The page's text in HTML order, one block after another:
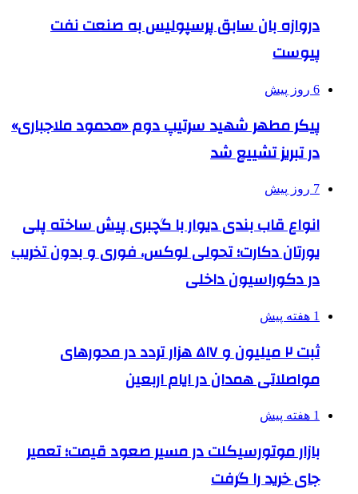
دروازه بان سابق پرسپولیس به صنعت نفت
پیوست
6 روز پیش
پیکر مطهر شهید سرتیپ دوم «محمود ملاجباری»
در تبریز تشییع شد
7 روز پیش
انواع قاب بندی دیوار با گچبری پیش ساخته پلی
یورتان دکارت؛ تحولی لوکس، فوری و بدون تخریب
در دکوراسیون داخلی
1 هفته پیش
ثبت ۲ میلیون و ۵۱۷ هزار تردد در محورهای
مواصلاتی همدان در ایام اربعین
1 هفته پیش
بازار موتورسیکلت در مسیر صعود قیمت؛ تعمیر
جای خرید را گرفت